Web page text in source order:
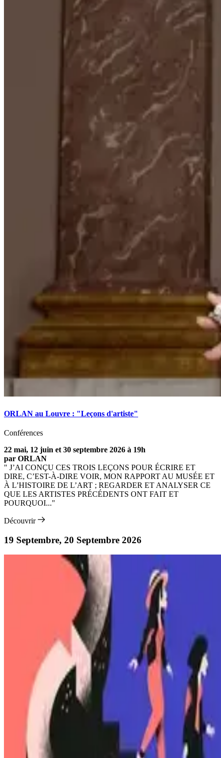
ORLAN au Louvre : "Leçons d'artiste"
Conférences
22 mai, 12 juin et 30 septembre 2026 à 19h
par ORLAN
" J’AI CONÇU CES TROIS LEÇONS POUR ÉCRIRE ET
DIRE, C’EST-À-DIRE VOIR, MON RAPPORT AU MUSÉE ET
À L’HISTOIRE DE L’ART ; REGARDER ET ANALYSER CE
QUE LES ARTISTES PRÉCÉDENTS ONT FAIT ET
POURQUOI..."
Découvrir
19 Septembre, 20 Septembre 2026